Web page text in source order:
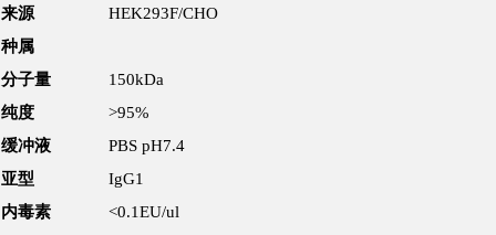
来源
HEK293F/CHO
种属
分子量
150kDa
纯度
>95%
缓冲液
PBS pH7.4
亚型
IgG1
内毒素
<0.1EU/ul